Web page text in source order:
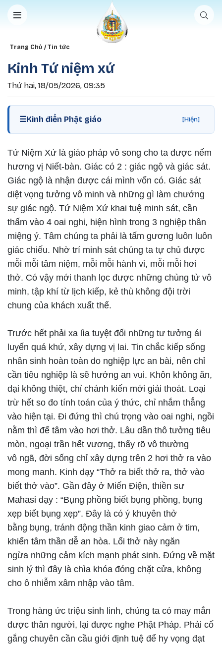
Nhảy đến nội dung
Breadcrumb
Trang Chủ Tin tức
Kinh Tứ niệm xứ
Thứ hai, 18/05/2026, 09:35
☰Kinh điển Phật giáo [Hiện]
Tứ Niệm Xứ là giáo pháp vô song cho ta được nếm
hương vị Niết-bàn. Giác có 2 : giác ngộ và giác sát.
Giác ngộ là nhận được cái mình vốn có. Giác sát
diệt vọng tưởng vô minh và những gì làm chướng
sự giác ngộ. Tứ Niệm Xứ khai tuệ minh sát, cần
thấm vào 4 oai nghi, hiện hình trong 3 nghiệp thân
miệng ý. Tâm chúng ta phải là tấm gương luôn luôn
giác chiếu. Nhờ trí minh sát chúng ta tự chủ được
mỗi mỗi tâm niệm, mỗi mỗi hành vi, mỗi mỗi hơi
thở. Có vậy mới thanh lọc được những chủng tử vô
minh, tập khí từ lịch kiếp, kẻ thù không đội trời
chung của khách xuất thế.
Trước hết phải xa lìa tuyệt đối những tư tưởng ái
luyến quá khứ, xây dựng vị lai. Tin chắc kiếp sống
nhân sinh hoàn toàn do nghiệp lực an bài, nên chỉ
cần tiêu nghiệp là sẽ hưởng an vui. Khôn không ăn,
dại không thiệt, chỉ chánh kiến mới giải thoát. Loại
trừ hết so đo tính toán của ý thức, chỉ nhắm thẳng
vào hiện tại. Đi đứng thì chú trọng vào oai nghi, ngồi
nằm thì để tâm vào hơi thở. Lâu dần thô tưởng tiêu
mòn, ngoại trần hết vương, thấy rõ vô thường
vô ngã, đời sống chỉ xây dựng trên 2 hơi thở ra vào
mong manh. Kinh dạy “Thở ra biết thở ra, thở vào
biết thở vào”. Gần đây ở Miến Điện, thiền sư
Mahasi dạy : “Bụng phồng biết bụng phồng, bụng
xẹp biết bụng xẹp”. Đây là có ý khuyên thở
bằng bụng, tránh động thần kinh giao cảm ở tim,
khiến tâm thần dễ an hòa. Lối thở này ngăn
ngừa những cảm kích mạnh phát sinh. Đứng về mặt
sinh lý thì đây là chìa khóa đóng chặt cửa, không
cho ô nhiễm xâm nhập vào tâm.
Trong hàng ức triệu sinh linh, chúng ta có may mắn
được thân người, lại được nghe Phật Pháp. Phải cố
gắng chuyên cần cầu giới định tuệ để hy vọng đạt